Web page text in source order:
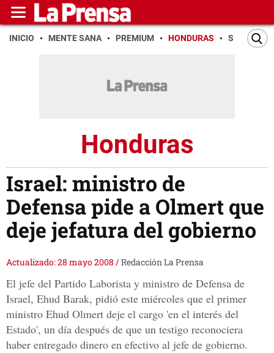
INICIO MENTE SANA PREMIUM HONDURAS SAN PEDRO
Honduras
Israel: ministro de
Defensa pide a Olmert que
deje jefatura del gobierno
Actualizado: 28 mayo 2008 /Redacción La Prensa
El jefe del Partido Laborista y ministro de Defensa de
Israel, Ehud Barak, pidió este miércoles que el primer
ministro Ehud Olmert deje el cargo 'en el interés del
Estado', un día después de que un testigo reconociera
haber entregado dinero en efectivo al jefe de gobierno.